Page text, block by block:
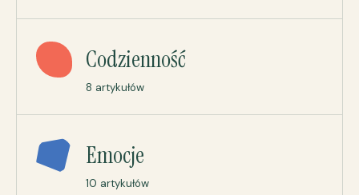
Codzienność
8 artykułów
Emocje
10 artykułów